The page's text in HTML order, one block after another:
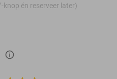
’-knop én reserveer later)
info_outlined